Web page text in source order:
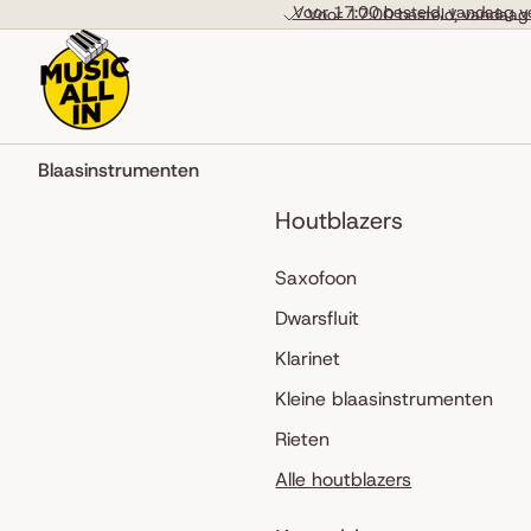
Voor 17:00 besteld,
Voor 17:00 besteld, vandaag
Blaasinstrumenten
Houtblazers
Saxofoon
Dwarsfluit
Klarinet
Kleine blaasinstrumenten
Rieten
Alle houtblazers